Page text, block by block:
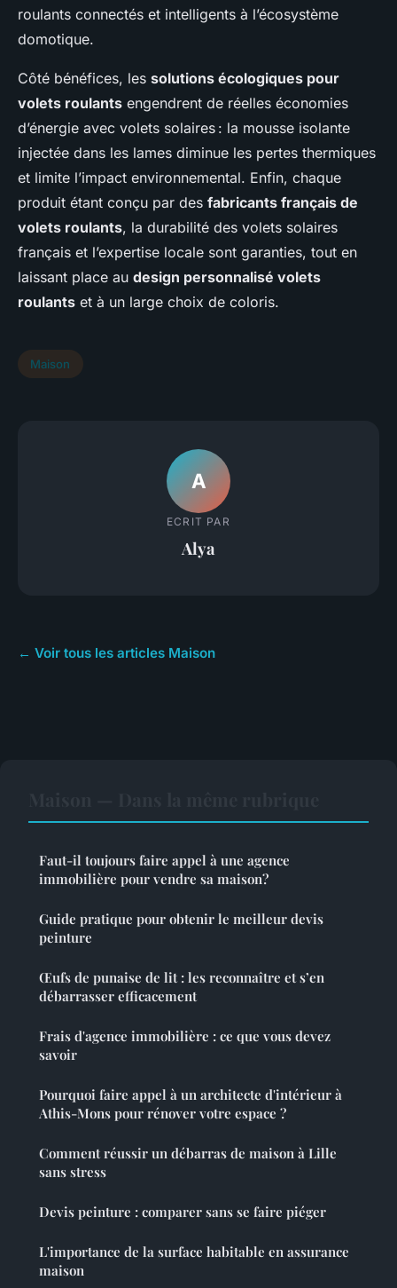
roulants connectés et intelligents à l’écosystème
domotique.
Côté bénéfices, les solutions écologiques pour
volets roulants engendrent de réelles économies
d’énergie avec volets solaires : la mousse isolante
injectée dans les lames diminue les pertes thermiques
et limite l’impact environnemental. Enfin, chaque
produit étant conçu par des fabricants français de
volets roulants, la durabilité des volets solaires
français et l’expertise locale sont garanties, tout en
laissant place au design personnalisé volets
roulants et à un large choix de coloris.
Maison
A
ECRIT PAR
Alya
← Voir tous les articles Maison
Faut-il toujours faire appel à une agence
immobilière pour vendre sa maison?
Guide pratique pour obtenir le meilleur devis
peinture
Œufs de punaise de lit : les reconnaître et s’en
débarrasser efficacement
Frais d'agence immobilière : ce que vous devez
savoir
Pourquoi faire appel à un architecte d'intérieur à
Athis-Mons pour rénover votre espace ?
Comment réussir un débarras de maison à Lille
sans stress
Devis peinture : comparer sans se faire piéger
L'importance de la surface habitable en assurance
maison